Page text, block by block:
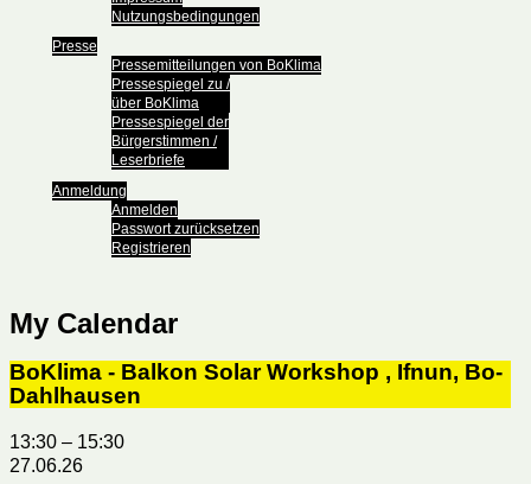
Nutzungsbedingungen
Presse
Pressemitteilungen von BoKlima
Pressespiegel zu /
über BoKlima
Pressespiegel der
Bürgerstimmen /
Leserbriefe
Anmeldung
Anmelden
Passwort zurücksetzen
Registrieren
My Calendar
BoKlima - Balkon Solar Workshop , Ifnun, Bo-
Dahlhausen
13:30 – 15:30
27.06.26